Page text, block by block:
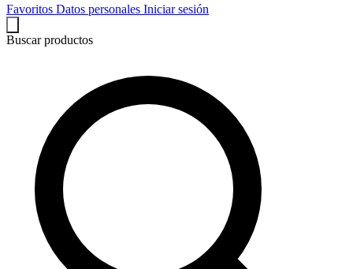
Favoritos Datos personales Iniciar sesión
Buscar productos